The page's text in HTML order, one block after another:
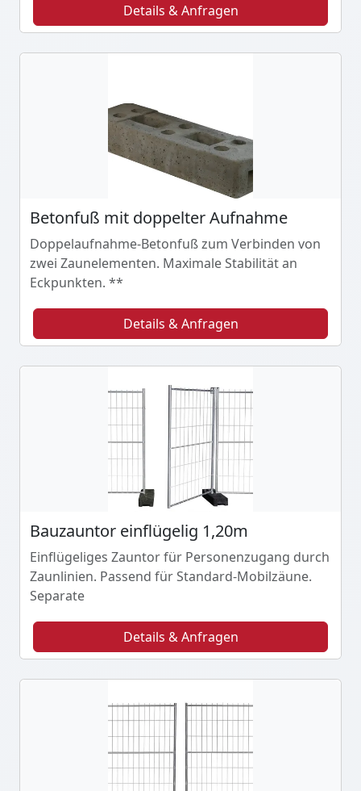
Details & Anfragen
Betonfuß mit doppelter Aufnahme
Doppelaufnahme-Betonfuß zum Verbinden von
zwei Zaunelementen. Maximale Stabilität an
Eckpunkten. **
Details & Anfragen
Bauzauntor einflügelig 1,20m
Einflügeliges Zauntor für Personenzugang durch
Zaunlinien. Passend für Standard-Mobilzäune.
Separate
Details & Anfragen